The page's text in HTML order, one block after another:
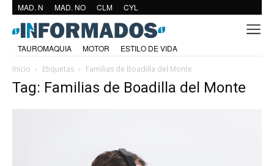
MAD. N MAD. NO CLM CYL
TAUROMAQUIA MOTOR
ESTILO DE VIDA
Inicio
Etiquetas Familias de Boadilla del Monte
Tag: Familias de Boadilla del Monte